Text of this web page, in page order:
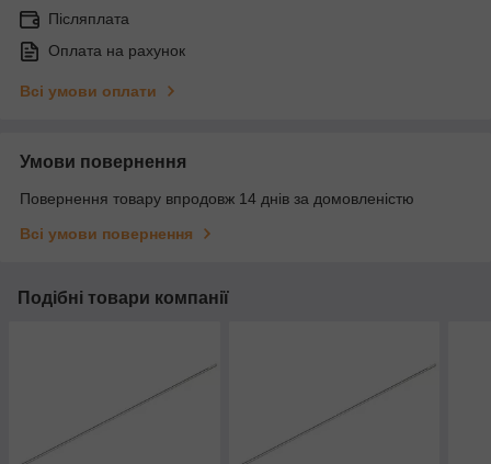
Післяплата
Оплата на рахунок
Всі умови оплати
Умови повернення
Повернення товару впродовж 14 днів за домовленістю
Всі умови повернення
Подібні товари компанії